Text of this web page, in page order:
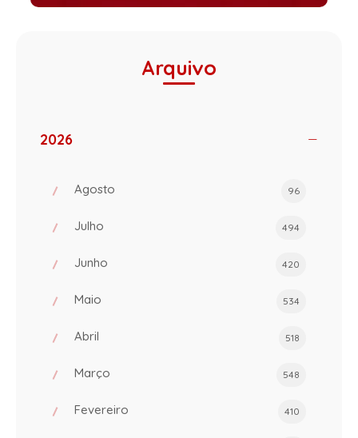
Arquivo
2026
Agosto 96
Julho 494
Junho 420
Maio 534
Abril 518
Março 548
Fevereiro 410